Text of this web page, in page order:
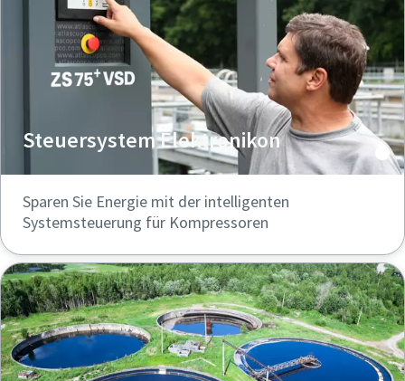
Steuersystem Elektronikon
Sparen Sie Energie mit der intelligenten
Systemsteuerung für Kompressoren